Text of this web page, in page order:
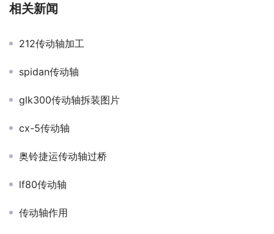
相关新闻
212传动轴加工
spidan传动轴
glk300传动轴拆装图片
cx-5传动轴
奥铃捷运传动轴过桥
lf80传动轴
传动轴作用